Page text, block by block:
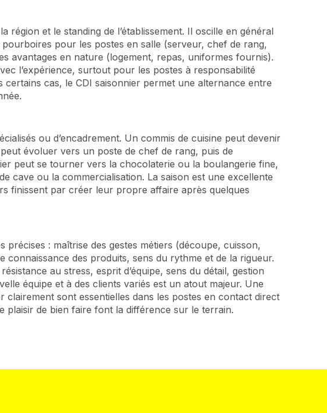
région et le standing de l’établissement. Il oscille en général
pour les postes en salle (serveur, chef de rang,
avantages en nature (logement, repas, uniformes fournis).
l’expérience, surtout pour les postes à responsabilité
cas, le CDI saisonnier permet une alternance entre
ou d’encadrement. Un commis de cuisine peut devenir
évoluer vers un poste de chef de rang, puis de
peut se tourner vers la chocolaterie ou la boulangerie fine,
cave ou la commercialisation. La saison est une excellente
finissent par créer leur propre affaire après quelques
: maîtrise des gestes métiers (découpe, cuisson,
connaissance des produits, sens du rythme et de la rigueur.
au stress, esprit d’équipe, sens du détail, gestion
équipe et à des clients variés est un atout majeur. Une
sont essentielles dans les postes en contact direct
plaisir de bien faire font la différence sur le terrain.